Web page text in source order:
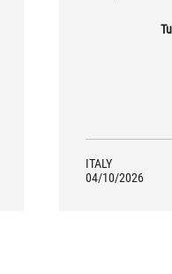
strives to be
ITALY
04/10/2026